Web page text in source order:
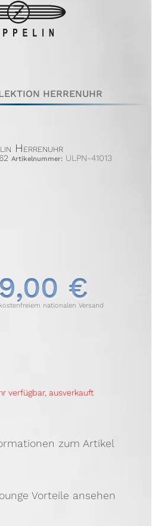
HERRENUHR
Herrenuhr
Artikelnummer:ULPN-41013
€
nationalen Versand
verfügbar, ausverkauft
zum Artikel
Vorteile ansehen